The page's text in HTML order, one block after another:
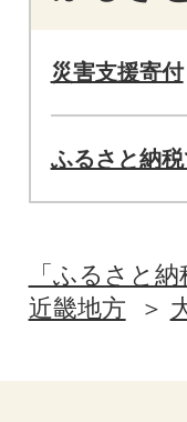
災害支援寄付
ふるさと納
「ふるさと
近畿地方